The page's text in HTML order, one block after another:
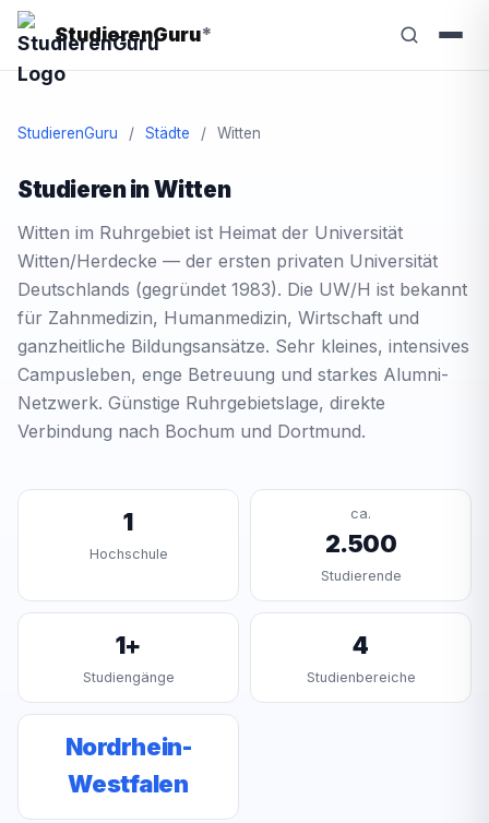
StudierenGuru*
StudierenGuru / Städte / Witten
Studieren in Witten
Witten im Ruhrgebiet ist Heimat der Universität
Witten/Herdecke — der ersten privaten Universität
Deutschlands (gegründet 1983). Die UW/H ist bekannt
für Zahnmedizin, Humanmedizin, Wirtschaft und
ganzheitliche Bildungsansätze. Sehr kleines, intensives
Campusleben, enge Betreuung und starkes Alumni-
Netzwerk. Günstige Ruhrgebietslage, direkte
Verbindung nach Bochum und Dortmund.
1
Hochschule
ca.
2.500
Studierende
1+
Studiengänge
4
Studienbereiche
Nordrhein-
Westfalen